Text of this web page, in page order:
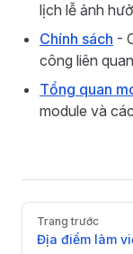
lịch lễ ảnh
Chính sách -
công liên
Tổng quan
module và
Pager
Trang trước
Địa điểm làm